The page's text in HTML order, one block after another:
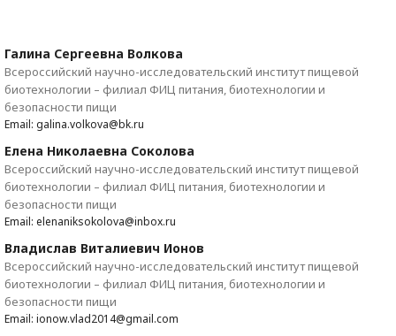
Галина Сергеевна Волкова
Всероссийский научно-исследовательский институт пищевой
биотехнологии – филиал ФИЦ питания, биотехнологии и
безопасности пищи
Email: galina.volkova@bk.ru
Елена Николаевна Соколова
Всероссийский научно-исследовательский институт пищевой
биотехнологии – филиал ФИЦ питания, биотехнологии и
безопасности пищи
Email: elenaniksokolova@inbox.ru
Владислав Виталиевич Ионов
Всероссийский научно-исследовательский институт пищевой
биотехнологии – филиал ФИЦ питания, биотехнологии и
безопасности пищи
Email: ionow.vlad2014@gmail.com